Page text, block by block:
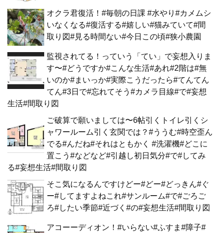
オクラ君復活！#毎朝の日課 #水やり#カメムシ
いなくなる#復活する#嬉しい#猫みていて#間
取り図#見る時間ない#今日この頃#狭小農園
監視されてる！っていう「てい」で妄想入りま
す〜#どうですか#こんな生活#あれ#2階は#無
いのか#まいっか#実際こうだったら#てんてん
てん#3日で#忘れてそう#カメラ目線#で#妄想
生活#間取り図
ご破算で願いましては〜6帖引くトイレ引くシ
ャワールーム引く玄関では？#ううむ#時空歪ん
でる#んだね#それはともかく #洗濯機#どこに
置こう#などなど#引越し初日気分#で#してみ
る#妄想生活#間取り図
そこ気になるんですけどー#どー#どっきん#ぐ
ー#してますよねこれ#サンルーム#で#ごろご
ろ#したい季節#近づく#の#妄想生活#間取り図
アコーーディオン！#いらない#ふすま#障子#